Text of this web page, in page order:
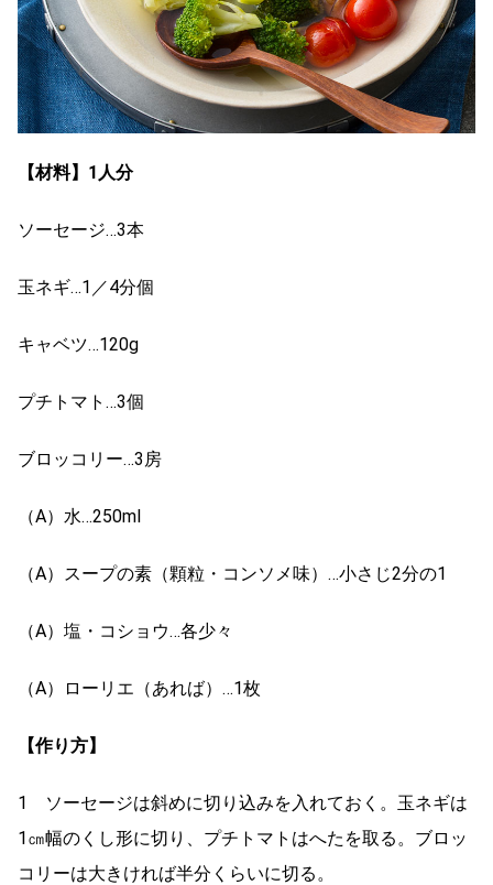
【材料】1人分
ソーセージ…3本
玉ネギ…1／4分個
キャベツ…120g
プチトマト…3個
ブロッコリー…3房
（A）水…250ml
（A）スープの素（顆粒・コンソメ味）…小さじ2分の1
（A）塩・コショウ…各少々
（A）ローリエ（あれば）…1枚
【作り方】
1 ソーセージは斜めに切り込みを入れておく。玉ネギは
1㎝幅のくし形に切り、プチトマトはへたを取る。ブロッ
コリーは大きければ半分くらいに切る。